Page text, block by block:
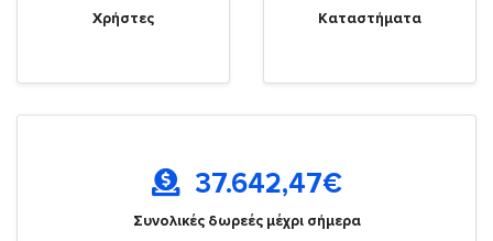
Χρήστες Καταστήματα
37.642,47€
Συνολικές δωρεές μέχρι σήμερα